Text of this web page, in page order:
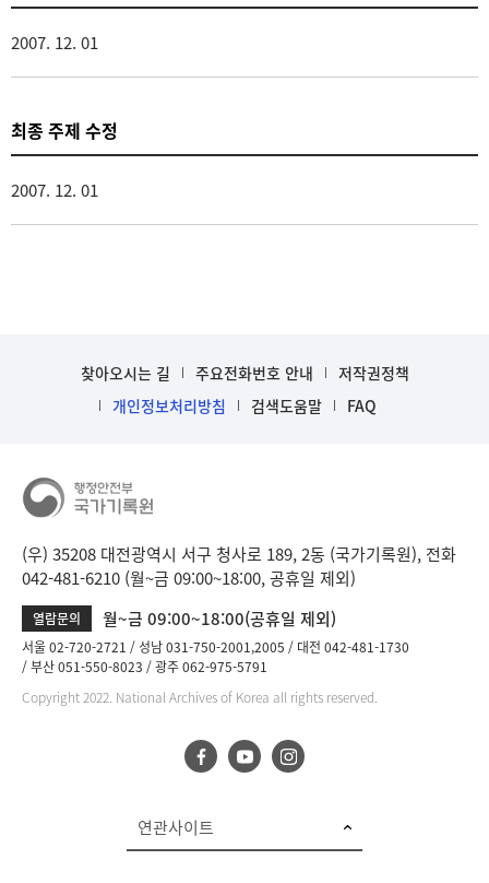
2007. 12. 01
최종 주제 수정
2007. 12. 01
찾아오시는 길 주요전화번호 안내
저작권정책
개인정보처리방침
검색도움말 FAQ
(우) 35208 대전광역시 서구 청사로 189, 2동 (국가기록원), 전화
042-481-6210 (월~금 09:00~18:00, 공휴일 제외)
열람문의 월~금 09:00~18:00(공휴일 제외)
서울 02-720-2721 성남 031-750-2001,2005
대전 042-481-1730
부산 051-550-8023
광주 062-975-5791
Copyright 2022. National Archives of Korea all rights reserved.
연관사이트